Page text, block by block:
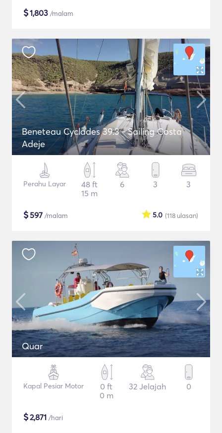
$1,803 /malam
Beneteau Cyclades 39.3 - Sailing Costa
Adeje
Perahu Layar
48 ft
15 m
6 3 3
$597 /malam (118 ulasan)
5.0
Quar
Kapal Pesiar Motor
0 ft
0 m
32 Jelajah 0
$2,871 /hari